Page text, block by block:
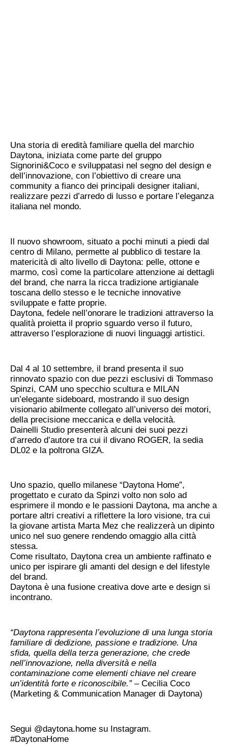
Una storia di eredità familiare quella del marchio
Daytona, iniziata come parte del gruppo
Signorini&Coco e sviluppatasi nel segno del design e
dell’innovazione, con l’obiettivo di creare una
community a fianco dei principali designer italiani,
realizzare pezzi d’arredo di lusso e portare l’eleganza
italiana nel mondo.
Il nuovo showroom, situato a pochi minuti a piedi dal
centro di Milano, permette al pubblico di testare la
matericità di alto livello di Daytona: pelle, ottone e
marmo, così come la particolare attenzione ai dettagli
del brand, che narra la ricca tradizione artigianale
toscana dello stesso e le tecniche innovative
sviluppate e fatte proprie.
Daytona, fedele nell’onorare le tradizioni attraverso la
qualità proietta il proprio sguardo verso il futuro,
attraverso l’esplorazione di nuovi linguaggi artistici.
Dal 4 al 10 settembre, il brand presenta il suo
rinnovato spazio con due pezzi esclusivi di Tommaso
Spinzi, CAM uno specchio scultura e MILAN
un’elegante sideboard, mostrando il suo design
visionario abilmente collegato all’universo dei motori,
della precisione meccanica e della velocità.
Dainelli Studio presenterà alcuni dei suoi pezzi
d’arredo d’autore tra cui il divano ROGER, la sedia
DL02 e la poltrona GIZA.
Uno spazio, quello milanese “Daytona Home”,
progettato e curato da Spinzi volto non solo ad
esprimere il mondo e le passioni Daytona, ma anche a
portare altri creativi a riflettere la loro visione, tra cui
la giovane artista Marta Mez che realizzerà un dipinto
unico nel suo genere rendendo omaggio alla città
stessa.
Come risultato, Daytona crea un ambiente raffinato e
unico per ispirare gli amanti del design e del lifestyle
del brand.
Daytona è una fusione creativa dove arte e design si
incontrano.
“Daytona rappresenta l’evoluzione di una lunga storia
familiare di dedizione, passione e tradizione. Una
sfida, quella della terza generazione, che crede
nell’innovazione, nella diversità e nella
contaminazione come elementi chiave nel creare
un’identità forte e riconoscibile.”– Cecilia Coco
(Marketing & Communication Manager di Daytona)
Segui @daytona.home su Instagram.
#DaytonaHome